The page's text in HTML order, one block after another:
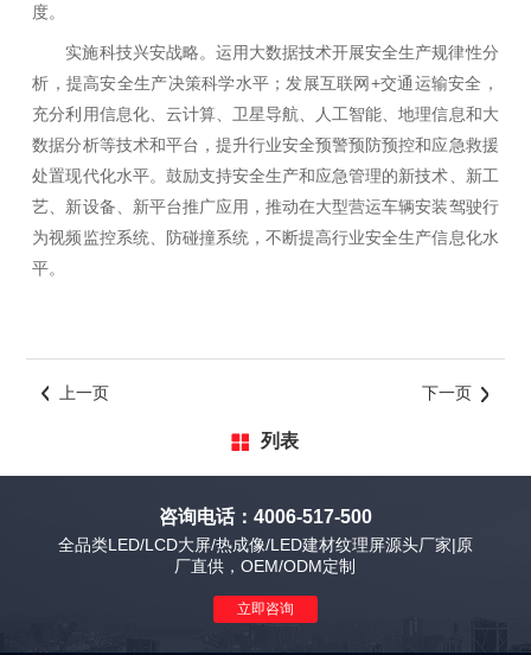
度。
实施科技兴安战略。运用大数据技术开展安全生产规律性分
析，提高安全生产决策科学水平；发展互联网+交通运输安全，
充分利用信息化、云计算、卫星导航、人工智能、地理信息和大
数据分析等技术和平台，提升行业安全预警预防预控和应急救援
处置现代化水平。鼓励支持安全生产和应急管理的新技术、新工
艺、新设备、新平台推广应用，推动在大型营运车辆安装驾驶行
为视频监控系统、防碰撞系统，不断提高行业安全生产信息化水
平。
上一页
列表
下一页
咨询电话：4006-517-500
全品类LED/LCD大屏/热成像/LED建材纹理屏源头厂家|原
厂直供，OEM/ODM定制
立即咨询